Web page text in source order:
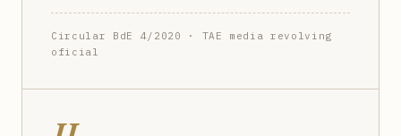
Circular BdE 4/2020 · TAE media revolving
oficial